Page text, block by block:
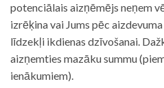
potenciālais aizņēmējs neņem
izrēķina vai Jums pēc
līdzekļi ikdienas dzīvošanai.
aizņemties mazāku summu
ienākumiem).